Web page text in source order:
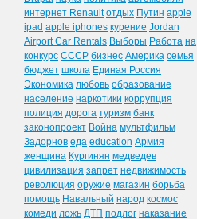
интернет Renault отдых Путин apple
ipad apple iphones курение Jordan
Airport Car Rentals Выборы Работа на
конкурс СССР бизнес Америка семья
бюджет школа Единая Россия
Экономика любовь образование
население наркотики коррупция
полиция дорога туризм банк
законопроект Война мультфильм
Задорнов еда education Армия
женщина Кургинян медведев
цивилизация запрет недвижимость
революция оружие магазин борьба
помощь Навальный народ космос
комеди ложь ДТП подлог наказание